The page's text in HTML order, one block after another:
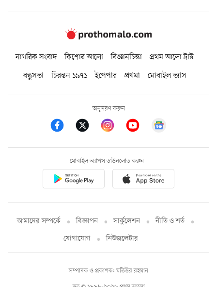
নাগরিক সংবাদ কিশোর আলো বিজ্ঞানচিন্তা
প্রথম আলো ট্রাস্ট
বন্ধুসভা
চিরন্তন ১৯৭১ ইপেপার প্রথমা মোবাইল ভ্যাস
অনুসরণ করুন
মোবাইল অ্যাপস ডাউনলোড করুন
আমাদের সম্পর্কে বিজ্ঞাপন সার্কুলেশন
নীতি ও শর্ত
যোগাযোগ
নিউজলেটার
সম্পাদক ও প্রকাশক: মতিউর রহমান